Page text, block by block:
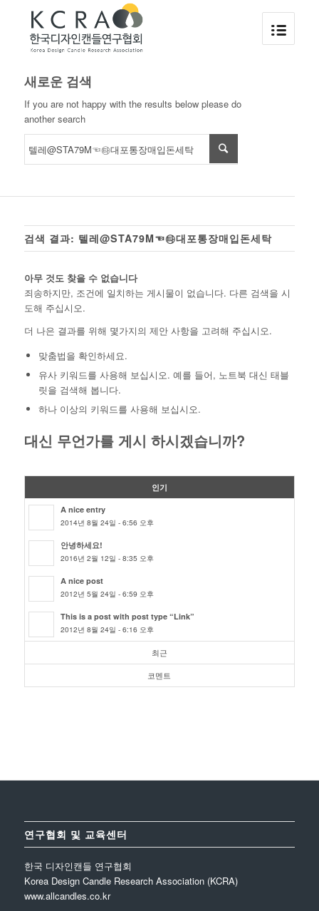
새로운 검색
If you are not happy with the results below please do
another search
검색 결과: 텔레@STA79M☜㉹대포통장매입돈세탁
아무 것도 찾을 수 없습니다
죄송하지만, 조건에 일치하는 게시물이 없습니다. 다른 검색을 시
도해 주십시오.
더 나은 결과를 위해 몇가지의 제안 사항을 고려해 주십시오.
맞춤법을 확인하세요.
유사 키워드를 사용해 보십시오. 예를 들어, 노트북 대신 태블
릿을 검색해 봅니다.
하나 이상의 키워드를 사용해 보십시오.
대신 무언가를 게시 하시겠습니까?
인기
A nice entry
2014년 8월 24일 - 6:56 오후
안녕하세요!
2016년 2월 12일 - 8:35 오후
A nice post
2012년 5월 24일 - 6:59 오후
This is a post with post type “Link”
2012년 8월 24일 - 6:16 오후
최근
코멘트
연구협회 및 교육센터
한국 디자인캔들 연구협회
Korea Design Candle Research Association (KCRA)
www.allcandles.co.kr